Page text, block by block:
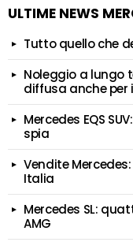
ULTIME NEWS
Tutto quello che
Noleggio a lungo
diffusa anche per
Mercedes EQS
spia
Vendite
Italia
Mercedes SL:
AMG